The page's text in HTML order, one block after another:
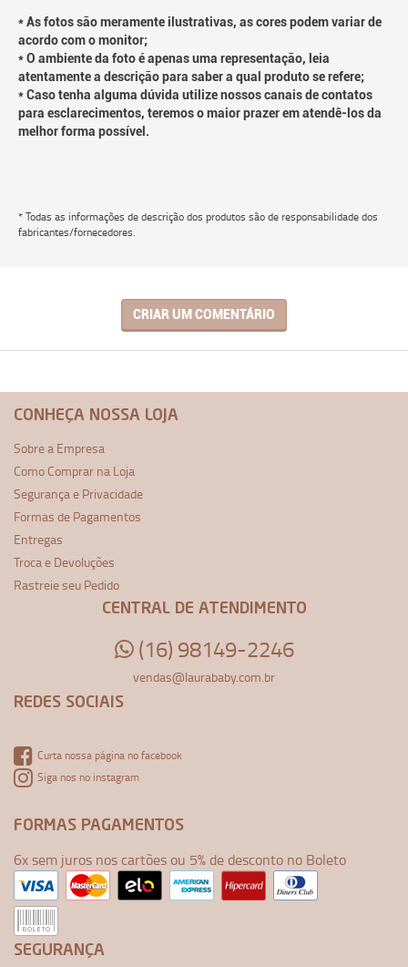
* As fotos são meramente ilustrativas, as cores podem variar de
acordo com o monitor;
* O ambiente da foto é apenas uma representação, leia
atentamente a descrição para saber a qual produto se refere;
* Caso tenha alguma dúvida utilize nossos canais de contatos
para esclarecimentos, teremos o maior prazer em atendê-los da
melhor forma possível.
* Todas as informações de descrição dos produtos são de responsabilidade dos
fabricantes/fornecedores.
CRIAR UM COMENTÁRIO
CONHEÇA NOSSA LOJA
Sobre a Empresa
Como Comprar na Loja
Segurança e Privacidade
Formas de Pagamentos
Entregas
Troca e Devoluções
Rastreie seu Pedido
CENTRAL DE ATENDIMENTO
(16) 98149-2246
vendas@laurababy.com.br
REDES SOCIAIS
Curta nossa página no facebook
Siga nos no instagram
FORMAS PAGAMENTOS
6x sem juros nos cartões ou 5% de desconto no Boleto
SEGURANÇA